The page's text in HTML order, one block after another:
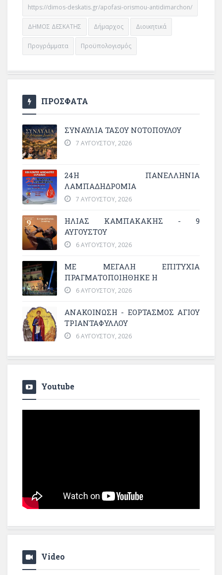
https://dimos-deskatis.gr/apofasi-orismou-antidimarchon/
ΔΗΜΟΣ ΔΕΣΚΑΤΗΣ Δήμαρχος Διοικητικά
Προγράμματα Προϋπολογισμός
ΠΡΟΣΦΑΤΑ
ΣΥΝΑΥΛΙΑ ΤΑΣΟΥ ΝΟΤΟΠΟΥΛΟΥ
7 ΑΥΓΟΎΣΤΟΥ, 2026
24Η ΠΑΝΕΛΛΗΝΙΑ
ΛΑΜΠΑΔΗΔΡΟΜΙΑ
7 ΑΥΓΟΎΣΤΟΥ, 2026
ΗΛΙΑΣ ΚΑΜΠΑΚΑΚΗΣ - 9
ΑΥΓΟΥΣΤΟΥ
6 ΑΥΓΟΎΣΤΟΥ, 2026
ΜΕ ΜΕΓΆΛΗ ΕΠΙΤΥΧΊΑ
ΠΡΑΓΜΑΤΟΠΟΙΉΘΗΚΕ Η
6 ΑΥΓΟΎΣΤΟΥ, 2026
ΑΝΑΚΟΙΝΩΣΗ - ΕΟΡΤΑΣΜΟΣ ΑΓΙΟΥ
ΤΡΙΑΝΤΑΦΥΛΛΟΥ
6 ΑΥΓΟΎΣΤΟΥ, 2026
Youtube
Video